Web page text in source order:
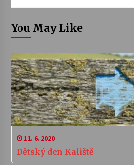
You May Like
11. 6. 2020
Dětský den Kaliště